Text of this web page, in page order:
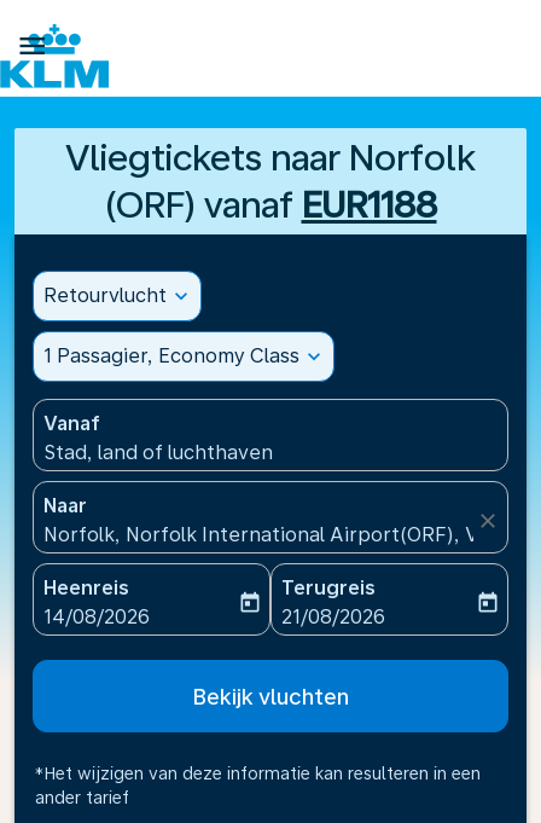

Vliegtickets naar Norfolk
(ORF) vanaf EUR1188
Retourvlucht expand_more
1 Passagier, Economy Class expand_more
Vanaf
Stad, land of luchthaven
Naar
Norfolk, Norfolk International Airport(ORF),
close
Heenreis
fc-booking-departure-date-aria-label
14/08/2026
today
Terugreis
fc-booking-return-date-
21/08/2026
today
Bekijk vluchten
*Het wijzigen van deze informatie kan resulteren in een
ander tarief